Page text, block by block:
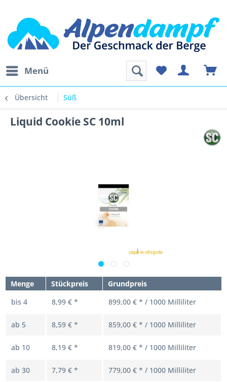
Menü
Übersicht Süß
Liquid Cookie SC 10ml
Menge Stückpreis
Grundpreis
bis 4 8,99 € * 899,00 € * / 1000 Milliliter
ab 5 8,59 € * 859,00 € * / 1000 Milliliter
ab 10 8,19 € * 819,00 € * / 1000 Milliliter
ab 30 7,79 € * 779,00 € * / 1000 Milliliter